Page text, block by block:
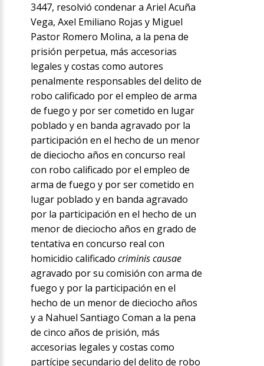
3447, resolvió condenar a Ariel Acuña
Vega, Axel Emiliano Rojas y Miguel
Pastor Romero Molina, a la pena de
prisión perpetua, más accesorias
legales y costas como autores
penalmente responsables del delito de
robo calificado por el empleo de arma
de fuego y por ser cometido en lugar
poblado y en banda agravado por la
participación en el hecho de un menor
de dieciocho años en concurso real
con robo calificado por el empleo de
arma de fuego y por ser cometido en
lugar poblado y en banda agravado
por la participación en el hecho de un
menor de dieciocho años en grado de
tentativa en concurso real con
homicidio calificadocriminis causae
agravado por su comisión con arma de
fuego y por la participación en el
hecho de un menor de dieciocho años
y a Nahuel Santiago Coman a la pena
de cinco años de prisión, más
accesorias legales y costas como
partícipe secundario del delito de robo